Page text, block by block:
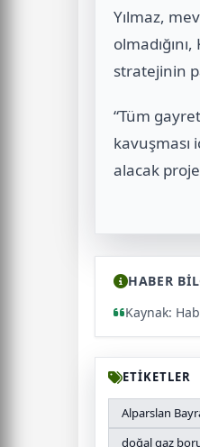
Yılmaz,
stratejinin
“Tüm
kavuşması
alacak
HABER
Kaynak:
ETİKETLER
Alparslan
doğal gaz